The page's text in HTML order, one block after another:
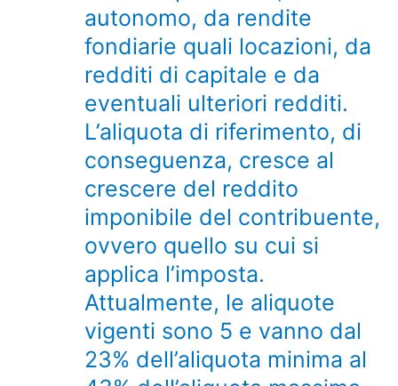
autonomo, da rendite
fondiarie quali locazioni, da
redditi di capitale e da
eventuali ulteriori redditi.
L’aliquota di riferimento, di
conseguenza, cresce al
crescere del reddito
imponibile del contribuente,
ovvero quello su cui si
applica l’imposta.
Attualmente, le aliquote
vigenti sono 5 e vanno dal
23% dell’aliquota minima al